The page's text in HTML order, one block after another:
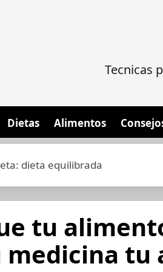
Tecnicas
Dietas Alimentos
dieta equilibrada
tu
medicina tu